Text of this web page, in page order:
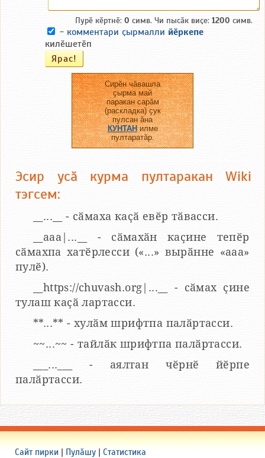
Пурӗ кӗртнӗ: 0 симв. Чи пысӑк виҫе: 1200 симв.
- комментари ҫырмалли йӗркепе
килӗшетӗп
Сирӗн чӑвашла
ҫырма май
паракан сарӑм
(раскладка) ҫук
пулсан ӑна
КУНТАНилме
пултаратӑр.
Эсир усӑ курма пултаракан Wiki
тэгсем:
__...__ - сӑмаха каҫӑ евӗр тӑвасси.
__aaa|...__ - сӑмахӑн каҫине тепӗр
сӑмахпа хатӗрлесси («...» вырӑнне «ааа»
пулӗ).
__https://chuvash.org|...__ - сӑмах ҫине
тулаш каҫӑ лартасси.
**...** - хулӑм шрифтпа палӑртасси.
~~...~~ - тайлӑк шрифтпа палӑртасси.
___...___ - аялтан чӗрнӗ йӗрпе
палӑртасси.
Сайт пирки | Пулӑшу | Статистика